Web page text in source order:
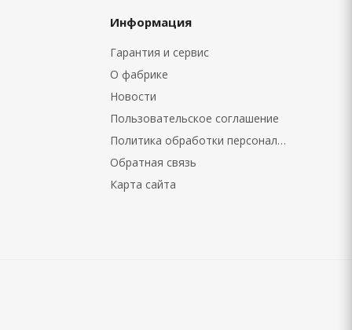
Информация
Гарантия и сервис
О фабрике
Новости
Пользовательское соглашение
Политика обработки персональных данных
Обратная связь
Карта сайта